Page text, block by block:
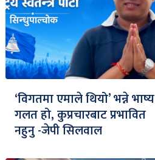
‘विगतमा एमाले थियो’ भन्ने भाष्य
गलत हो, कुप्रचारबाट प्रभावित
नहुनु -जेपी सिलवाल